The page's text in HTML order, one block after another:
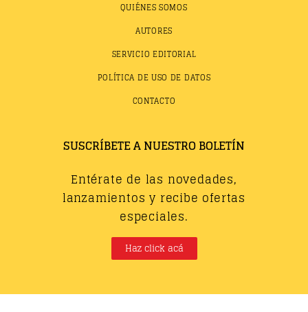
QUIÉNES SOMOS
AUTORES
SERVICIO EDITORIAL
POLÍTICA DE USO DE DATOS
CONTACTO
SUSCRÍBETE A NUESTRO BOLETÍN
Entérate de las novedades,
lanzamientos y recibe ofertas
especiales.
Haz click acá